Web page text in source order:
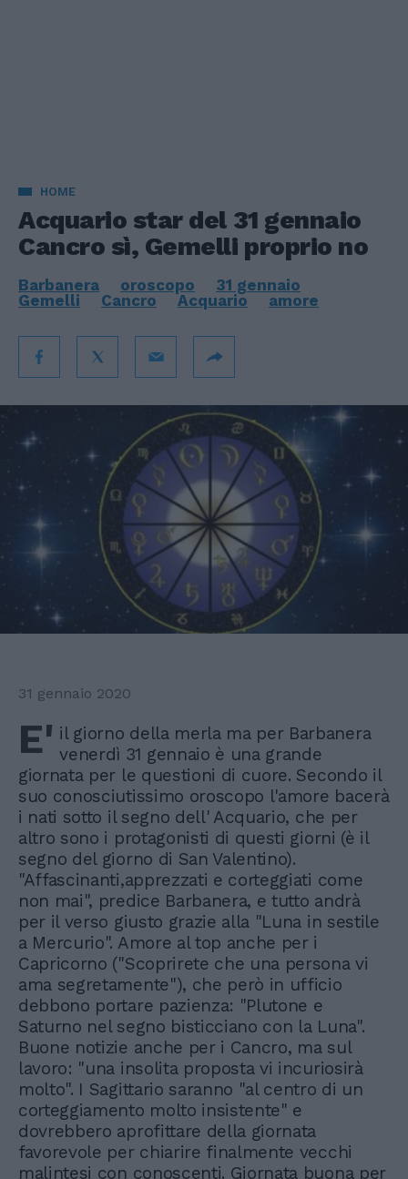
HOME
Acquario star del 31 gennaio
Cancro sì, Gemelli proprio no
Barbanera oroscopo
31 gennaio
Gemelli
Cancro Acquario amore
31 gennaio 2020
E' il giorno della merla ma per Barbanera
venerdì 31 gennaio è una grande
giornata per le questioni di cuore. Secondo il
suo conosciutissimo oroscopo l'amore bacerà
i nati sotto il segno dell' Acquario, che per
altro sono i protagonisti di questi giorni (è il
segno del giorno di San Valentino).
"Affascinanti,apprezzati e corteggiati come
non mai", predice Barbanera, e tutto andrà
per il verso giusto grazie alla "Luna in sestile
a Mercurio". Amore al top anche per i
Capricorno ("Scoprirete che una persona vi
ama segretamente"), che però in ufficio
debbono portare pazienza: "Plutone e
Saturno nel segno bisticciano con la Luna".
Buone notizie anche per i Cancro, ma sul
lavoro: "una insolita proposta vi incuriosirà
molto". I Sagittario saranno "al centro di un
corteggiamento molto insistente" e
dovrebbero aprofittare della giornata
favorevole per chiarire finalmente vecchi
malintesi con conoscenti. Giornata buona per